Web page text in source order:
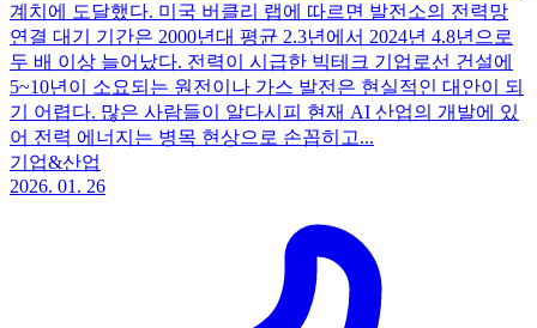
계치에 도달했다. 미국 버클리 랩에 따르면 발전소의 전력망
연결 대기 기간은 2000년대 평균 2.3년에서 2024년 4.8년으로
두 배 이상 늘어났다. 전력이 시급한 빅테크 기업로선 건설에
5~10년이 소요되는 원전이나 가스 발전은 현실적인 대안이 되
기 어렵다. 많은 사람들이 알다시피 현재 AI 산업의 개발에 있
어 전력 에너지는 병목 현상으로 손꼽히고...
기업&산업
2026. 01. 26